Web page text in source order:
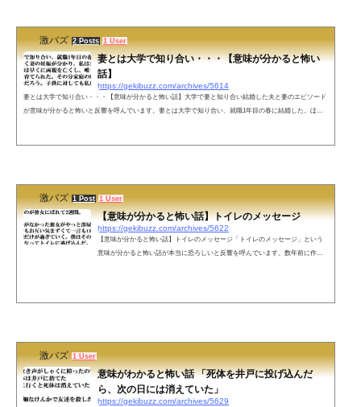
激バズ 2 Posts 1 User
妻とは大学で知り合い・・・【意味が分かると怖い
話】
https://gekibuzz.com/archives/5614
妻とは大学で知り合い・・・【意味が分かると怖い話】大学で妻と知り合い結婚した夫と妻のエピソード
が意味が分かると怖いと反響を呼んでいます。妻とは大学で知り合い、就職1年目の春に結婚した。ほど
激バズ 1 Post 1 User
【意味が分かると怖い話】トイレのメッセージ
https://gekibuzz.com/archives/5622
【意味が分かると怖い話】トイレのメッセージ「トイレのメッセージ」という
意味が分かると怖い話が本当に恐ろしいと反響を呼んでいます。数年前に作っ
激バズ 1 User
意味がわかると怖い話 「死体を井戸に投げ込んだ
ら、次の日には消えていた」
https://gekibuzz.com/archives/5629